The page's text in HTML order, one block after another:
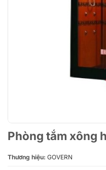
Phòng tắm xông
Thương hiệu: GOVERN